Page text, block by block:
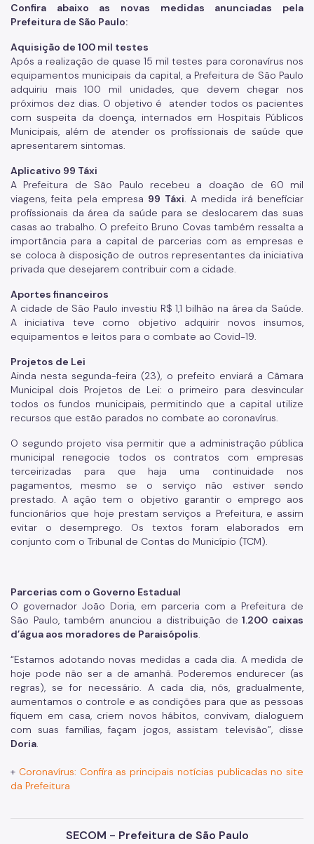
Confira abaixo as novas medidas anunciadas pela
Prefeitura de São Paulo:
Aquisição de 100 mil testes
Após a realização de quase 15 mil testes para coronavírus nos
equipamentos municipais da capital, a Prefeitura de São Paulo
adquiriu mais 100 mil unidades, que devem chegar nos
próximos dez dias. O objetivo é atender todos os pacientes
com suspeita da doença, internados em Hospitais Públicos
Municipais, além de atender os profissionais de saúde que
apresentarem sintomas.
Aplicativo 99 Táxi
A Prefeitura de São Paulo recebeu a doação de 60 mil
viagens, feita pela empresa 99 Táxi. A medida irá beneficiar
profissionais da área da saúde para se deslocarem das suas
casas ao trabalho. O prefeito Bruno Covas também ressalta a
importância para a capital de parcerias com as empresas e
se coloca à disposição de outros representantes da iniciativa
privada que desejarem contribuir com a cidade.
Aportes financeiros
A cidade de São Paulo investiu R$ 1,1 bilhão na área da Saúde.
A iniciativa teve como objetivo adquirir novos insumos,
equipamentos e leitos para o combate ao Covid-19.
Projetos de Lei
Ainda nesta segunda-feira (23), o prefeito enviará a Câmara
Municipal dois Projetos de Lei: o primeiro para desvincular
todos os fundos municipais, permitindo que a capital utilize
recursos que estão parados no combate ao coronavírus.
O segundo projeto visa permitir que a administração pública
municipal renegocie todos os contratos com empresas
terceirizadas para que haja uma continuidade nos
pagamentos, mesmo se o serviço não estiver sendo
prestado. A ação tem o objetivo garantir o emprego aos
funcionários que hoje prestam serviços a Prefeitura, e assim
evitar o desemprego. Os textos foram elaborados em
conjunto com o Tribunal de Contas do Município (TCM).
Parcerias com o Governo Estadual
O governador João Doria, em parceria com a Prefeitura de
São Paulo, também anunciou a distribuição de 1.200 caixas
d’água aos moradores de Paraisópolis.
“Estamos adotando novas medidas a cada dia. A medida de
hoje pode não ser a de amanhã. Poderemos endurecer (as
regras), se for necessário. A cada dia, nós, gradualmente,
aumentamos o controle e as condições para que as pessoas
fiquem em casa, criem novos hábitos, convivam, dialoguem
com suas famílias, façam jogos, assistam televisão”, disse
Doria.
+ Coronavírus: Confira as principais notícias publicadas no site
da Prefeitura
SECOM - Prefeitura de São Paulo